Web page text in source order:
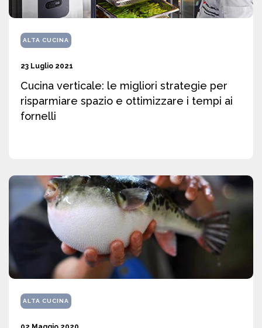
ALTA CUCINA
23 Luglio 2021
Cucina verticale: le migliori strategie per
risparmiare spazio e ottimizzare i tempi ai
fornelli
ALTA CUCINA